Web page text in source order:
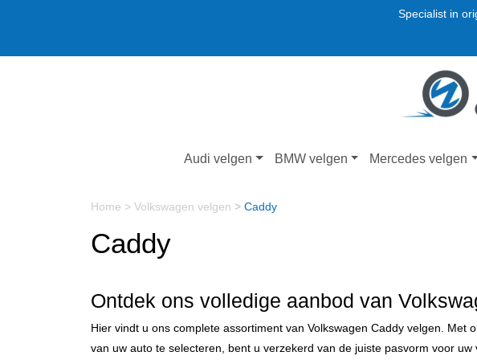
Specialist in
Audi velgen BMW velgen Mercedes velgen
Home > Volkswagen velgen > Caddy
Caddy
Ontdek ons volledige aanbod van
Hier vindt u ons complete assortiment van Volkswagen Caddy velgen.
van uw auto te selecteren, bent u verzekerd van de juiste pasvorm voor uw